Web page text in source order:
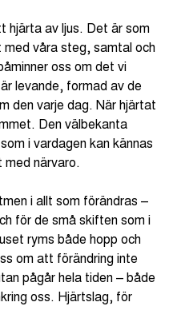
hjärta av ljus. Det är som
våra steg, samtal och
oss om det vi
levande, formad av de
den varje dag. När hjärtat
Den välbekanta
i vardagen kan kännas
närvaro.
i allt som förändras –
för de små skiften som i
ryms både hopp och
om att förändring inte
pågår hela tiden – både
oss. Hjärtslag, för